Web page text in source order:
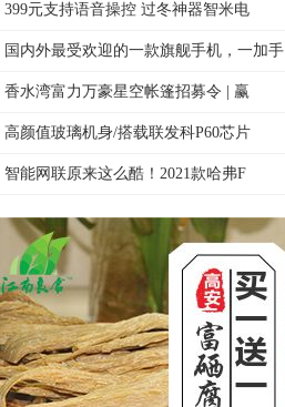
399元支持语音操控 过冬神器智米电
国内外最受欢迎的一款旗舰手机，一加手
香水湾富力万豪星空帐篷招募令 | 赢
高颜值玻璃机身/搭载联发科P60芯片
智能网联原来这么酷！2021款哈弗F